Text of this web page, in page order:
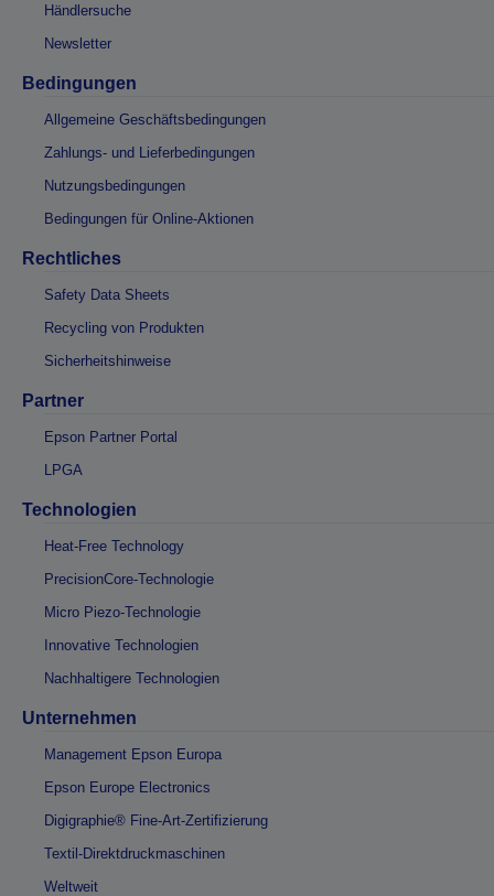
Händlersuche
Newsletter
Bedingungen
Allgemeine Geschäftsbedingungen
Zahlungs- und Lieferbedingungen
Nutzungsbedingungen
Bedingungen für Online-Aktionen
Rechtliches
Safety Data Sheets
Recycling von Produkten
Sicherheitshinweise
Partner
Epson Partner Portal
LPGA
Technologien
Heat-Free Technology
PrecisionCore-Technologie
Micro Piezo-Technologie
Innovative Technologien
Nachhaltigere Technologien
Unternehmen
Management Epson Europa
Epson Europe Electronics
Digigraphie® Fine-Art-Zertifizierung
Textil-Direktdruckmaschinen
Weltweit